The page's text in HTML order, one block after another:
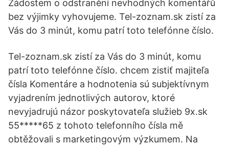
Žádostem o odstranění nevhodných komentářů
bez výjimky vyhovujeme. Tel-zoznam.sk zistí za
Vás do 3 minút, komu patrí toto telefónne číslo.
Tel-zoznam.sk zistí za Vás do 3 minút, komu
patrí toto telefónne číslo. chcem zistiť majiteľa
čísla Komentáre a hodnotenia sú subjektívnym
vyjadrením jednotlivých autorov, ktoré
nevyjadrujú názor poskytovateľa služieb 9x.sk
55*****65 z tohoto telefonního čísla mě
obtěžovali s marketingovým výzkumem. Na